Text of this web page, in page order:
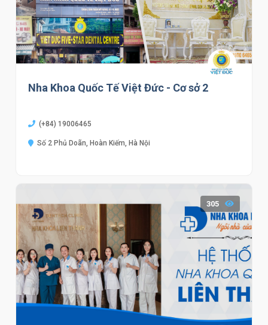
Nha Khoa Quốc Tế Việt Đức - Cơ sở 2
(+84) 19006465
Số 2 Phủ Doãn, Hoàn Kiếm, Hà Nội
305